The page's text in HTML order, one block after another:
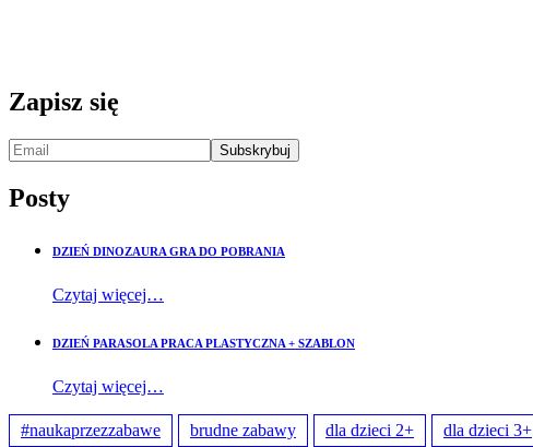
Zapisz się
Posty
DZIEŃ DINOZAURA GRA DO POBRANIA
Czytaj więcej…
DZIEŃ PARASOLA PRACA PLASTYCZNA + SZABLON
Czytaj więcej…
#naukaprzezzabawe brudne zabawy dla dzieci 2+ dla dzieci 3+